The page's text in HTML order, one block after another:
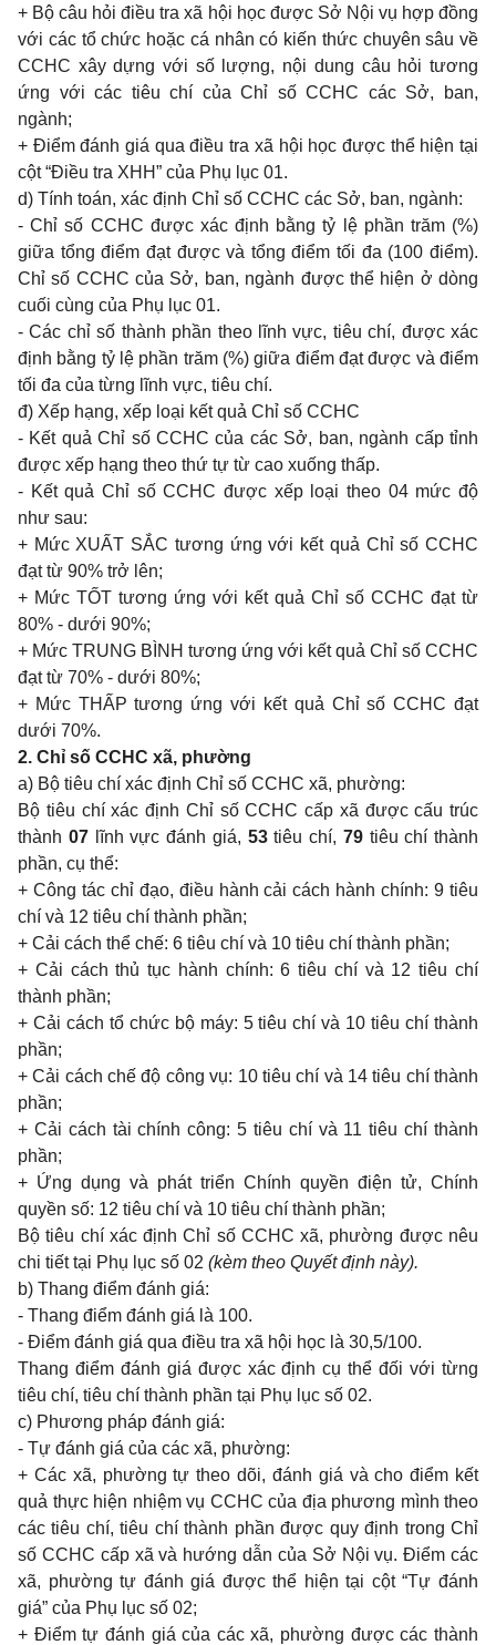
+ Bộ câu hỏi điều tra xã hội học được Sở Nội vụ hợp đồng
với các tổ chức hoặc cá nhân có kiến thức chuyên sâu về
CCHC xây dựng với số lượng, nội dung câu hỏi tương
ứng với các tiêu chí của Chỉ số CCHC các Sở, ban,
ngành;
+ Điểm đánh giá qua điều tra xã hội học được thể hiện tại
cột “Điều tra XHH” của Phụ lục 01.
d) Tính toán, xác định Chỉ số CCHC các Sở, ban, ngành:
- Chỉ số CCHC được xác định bằng tỷ lệ phần trăm (%)
giữa tổng điểm đạt được và tổng điểm tối đa (100 điểm).
Chỉ số CCHC của Sở, ban, ngành được thể hiện ở dòng
cuối cùng của Phụ lục 01.
- Các chỉ số thành phần theo lĩnh vực, tiêu chí, được xác
định bằng tỷ lệ phần trăm (%) giữa điểm đạt được và điểm
tối đa của từng lĩnh vực, tiêu chí.
đ) Xếp hạng, xếp loại kết quả Chỉ số CCHC
- Kết quả Chỉ số CCHC của các Sở, ban, ngành cấp tỉnh
được xếp hạng theo thứ tự từ cao xuống thấp.
- Kết quả Chỉ số CCHC được xếp loại theo 04 mức độ
như sau:
+ Mức XUẤT SẮC tương ứng với kết quả Chỉ số CCHC
đạt từ 90% trở lên;
+ Mức TỐT tương ứng với kết quả Chỉ số CCHC đạt từ
80% - dưới 90%;
+ Mức TRUNG BÌNH tương ứng với kết quả Chỉ số CCHC
đạt từ 70% - dưới 80%;
+ Mức THẤP tương ứng với kết quả Chỉ số CCHC đạt
dưới 70%.
2. Chỉ số CCHC xã, phường
a) Bộ tiêu chí xác định Chỉ số CCHC xã, phường:
Bộ tiêu chí xác định Chỉ số CCHC cấp xã được cấu trúc
thành 07lĩnh vực đánh giá, 53tiêu chí, 79tiêu chí thành
phần, cụ thể:
+ Công tác chỉ đạo, điều hành cải cách hành chính: 9 tiêu
chí và 12 tiêu chí thành phần;
+ Cải cách thể chế: 6 tiêu chí và 10 tiêu chí thành phần;
+ Cải cách thủ tục hành chính: 6 tiêu chí và 12 tiêu chí
thành phần;
+ Cải cách tổ chức bộ máy: 5 tiêu chí và 10 tiêu chí thành
phần;
+ Cải cách chế độ công vụ: 10 tiêu chí và 14 tiêu chí thành
phần;
+ Cải cách tài chính công: 5 tiêu chí và 11 tiêu chí thành
phần;
+ Ứng dụng và phát triển Chính quyền điện tử, Chính
quyền số: 12 tiêu chí và 10 tiêu chí thành phần;
Bộ tiêu chí xác định Chỉ số CCHC xã, phường được nêu
chi tiết tại Phụ lục số 02 (kèm theo Quyết định này).
b) Thang điểm đánh giá:
- Thang điểm đánh giá là 100.
- Điểm đánh giá qua điều tra xã hội học là 30,5/100.
Thang điểm đánh giá được xác định cụ thể đối với từng
tiêu chí, tiêu chí thành phần tại Phụ lục số 02.
c) Phương pháp đánh giá:
- Tự đánh giá của các xã, phường:
+ Các xã, phường tự theo dõi, đánh giá và cho điểm kết
quả thực hiện nhiệm vụ CCHC của địa phương mình theo
các tiêu chí, tiêu chí thành phần được quy định trong Chỉ
số CCHC cấp xã và hướng dẫn của Sở Nội vụ. Điểm các
xã, phường tự đánh giá được thể hiện tại cột “Tự đánh
giá” của Phụ lục số 02;
+ Điểm tự đánh giá của các xã, phường được các thành